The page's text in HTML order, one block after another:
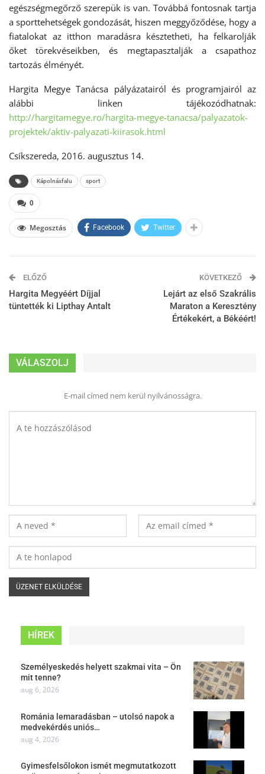
egészségmegőrző szerepük is van. Továbbá fontosnak tartja
a sporttehetségek gondozását, hiszen meggyőződése, hogy a
fiatalokat az itthon maradásra késztetheti, ha felkarolják
őket törekvéseikben, és megtapasztalják a csapathoz
tartozás élményét.
Hargita Megye Tanácsa pályázatairól és programjairól az
alábbi linken tájékozódhatnak:
http://hargitamegye.ro/hargita-megye-tanacsa/palyazatok-
projektek/aktiv-palyazati-kiirasok.html
Csíkszereda, 2016. augusztus 14.
Kápolnásfalu sport
0
Megosztás Facebook Twitter
ELŐZŐ
Hargita Megyéért Díjjal
tüntették ki Lipthay Antalt
KÖVETKEZŐ
Lejárt az első Szakrális
Maraton a Keresztény
Értékekért, a Békéért!
VÁLASZOLJ
E-mail címed nem kerül nyilvánosságra.
HÍREK
Személyeskedés helyett szakmai vita – Ön
mit tenne?
aug 6, 2026
Románia lemaradásban – utolsó napok a
medvekérdés uniós…
aug 4, 2026
Gyimesfelsőlokon ismét megmutatkozott